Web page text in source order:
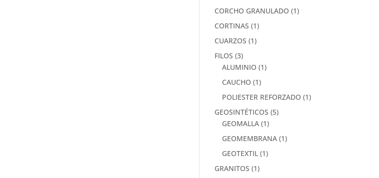
CORCHO GRANULADO (1)
CORTINAS (1)
CUARZOS (1)
FILOS (3)
ALUMINIO (1)
CAUCHO (1)
POLIESTER REFORZADO (1)
GEOSINTÉTICOS (5)
GEOMALLA (1)
GEOMEMBRANA (1)
GEOTEXTIL (1)
GRANITOS (1)